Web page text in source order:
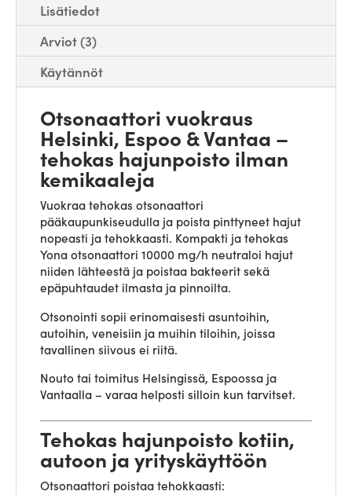
Lisätiedot
Arviot (3)
Käytännöt
Otsonaattori vuokraus
Helsinki, Espoo & Vantaa –
tehokas hajunpoisto ilman
kemikaaleja
Vuokraa tehokas otsonaattori
pääkaupunkiseudulla ja poista pinttyneet hajut
nopeasti ja tehokkaasti. Kompakti ja tehokas
Yona otsonaattori 10000 mg/h neutraloi hajut
niiden lähteestä ja poistaa bakteerit sekä
epäpuhtaudet ilmasta ja pinnoilta.
Otsonointi sopii erinomaisesti asuntoihin,
autoihin, veneisiin ja muihin tiloihin, joissa
tavallinen siivous ei riitä.
Nouto tai toimitus Helsingissä, Espoossa ja
Vantaalla – varaa helposti silloin kun tarvitset.
Tehokas hajunpoisto kotiin,
autoon ja yrityskäyttöön
Otsonaattori poistaa tehokkaasti: